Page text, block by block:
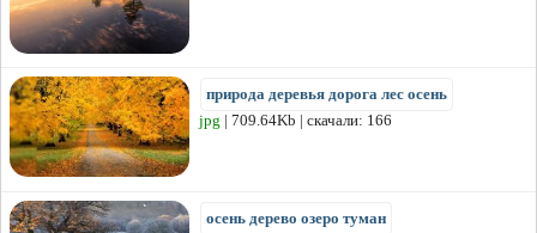
природа деревья дорога лес осень
jpg | 709.64Kb | скачали: 166
осень дерево озеро туман